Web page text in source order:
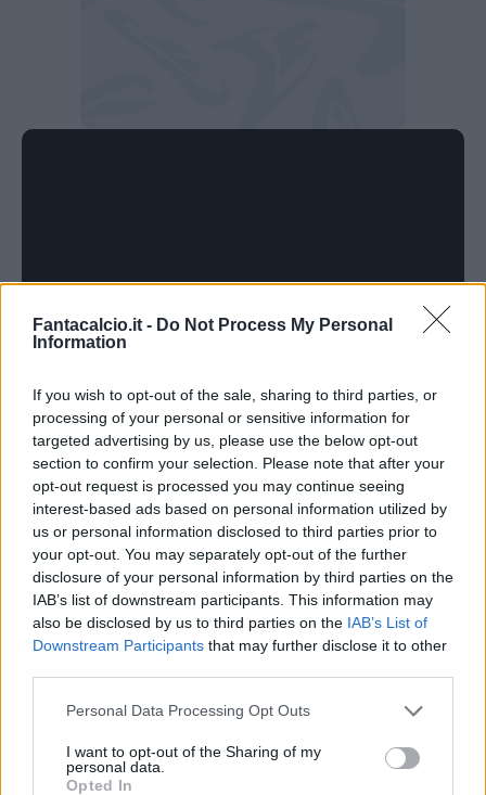
Fantacalcio.it - Do Not Process My Personal
Information
If you wish to opt-out of the sale, sharing to third parties, or
processing of your personal or sensitive information for
targeted advertising by us, please use the below opt-out
section to confirm your selection. Please note that after your
opt-out request is processed you may continue seeing
interest-based ads based on personal information utilized by
us or personal information disclosed to third parties prior to
your opt-out. You may separately opt-out of the further
disclosure of your personal information by third parties on the
IAB’s list of downstream participants. This information may
also be disclosed by us to third parties on the IAB’s List of
Downstream Participants that may further disclose it to other
Personal Data Processing Opt Outs
I want to opt-out of the Sharing of my
personal data.
Opted In